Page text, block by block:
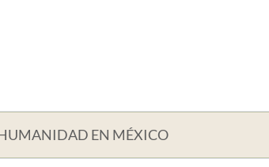
EN MÉXICO